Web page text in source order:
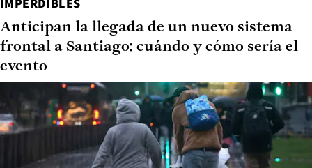
IMPERDIBLES
Anticipan la llegada de un nuevo sistema
frontal a Santiago: cuándo y cómo sería el
evento